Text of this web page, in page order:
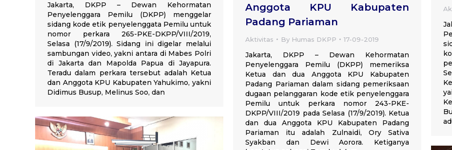
Jakarta, DKPP – Dewan Kehormatan
Penyelenggara Pemilu (DKPP) menggelar
sidang kode etik penyelenggata Pemilu untuk
nomor perkara 265-PKE-DKPP/VIII/2019,
Selasa (17/9/2019). Sidang ini digelar melalui
sambungan video, yakni antara di Mabes Polri
di Jakarta dan Mapolda Papua di Jayapura.
Teradu dalam perkara tersebut adalah Ketua
dan Anggota KPU Kabupaten Yahukimo, yakni
Didimus Busup, Melinus Soo, dan
Anggota KPU Kabupaten
Padang Pariaman
Aktivitas By Humas DKPP 17-09-2019
Jakarta, DKPP – Dewan Kehormatan
Penyelenggara Pemilu (DKPP) memeriksa
Ketua dan dua Anggota KPU Kabupaten
Padang Pariaman dalam sidang pemeriksaan
dugaan pelanggaran kode etik penyelenggara
Pemilu untuk perkara nomor 243-PKE-
DKPP/VIII/2019 pada Selasa (17/9/2019). Ketua
dan dua Anggota KPU Kabupaten Padang
Pariaman itu adalah Zulnaidi, Ory Sativa
Syakban dan Dewi Aorora. Ketiganya